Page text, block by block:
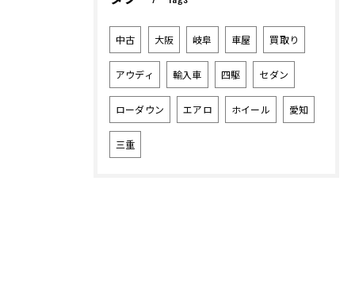
中古 大阪 岐阜 車屋 買取り
アウディ 輸入車 四駆 セダン
ローダウン エアロ ホイール 愛知
三重